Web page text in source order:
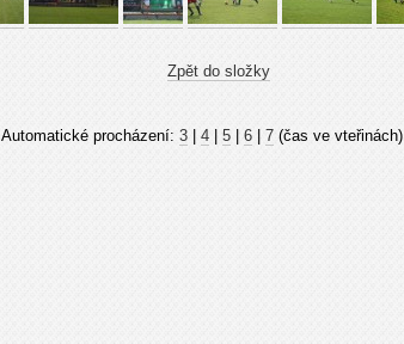
Zpět do složky
Automatické procházení: 3| 4| 5| 6| 7(čas ve vteřinách)